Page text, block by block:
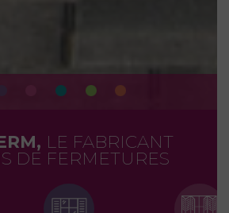
LE FABRICANT
DE FERMETURES